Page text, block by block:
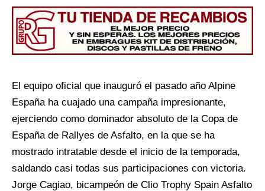
El equipo oficial que inauguró el pasado año Alpine
España ha cuajado una campaña impresionante,
ejerciendo como dominador absoluto de la Copa de
España de Rallyes de Asfalto, en la que se ha
mostrado intratable desde el inicio de la temporada,
saldando casi todas sus participaciones con victoria.
Jorge Cagiao, bicampeón de Clio Trophy Spain Asfalto